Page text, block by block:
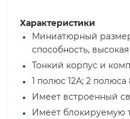
Характеристики
Миниатюрный
способность,
Тонкий корпус и
1 полюс 12А; 2 полюса
Имеет встроенный
Имеет блокируемую